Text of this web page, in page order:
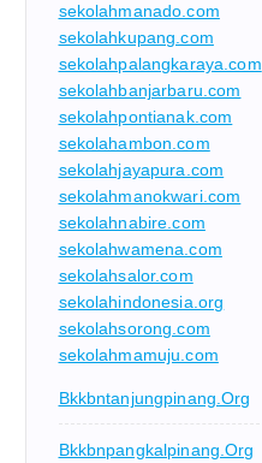
sekolahmanado.com
sekolahkupang.com
sekolahpalangkaraya.com
sekolahbanjarbaru.com
sekolahpontianak.com
sekolahambon.com
sekolahjayapura.com
sekolahmanokwari.com
sekolahnabire.com
sekolahwamena.com
sekolahsalor.com
sekolahindonesia.org
sekolahsorong.com
sekolahmamuju.com
Bkkbntanjungpinang.org
Bkkbnpangkalpinang.org